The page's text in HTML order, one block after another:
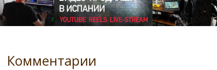
Комментарии